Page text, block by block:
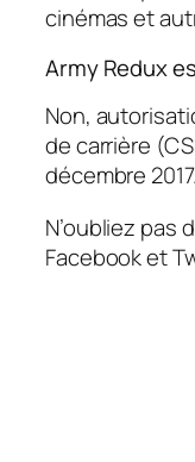
cinémas et
Army Redux
Non,
de carrière
décembre 2017.
N’oubliez pas
Facebook et